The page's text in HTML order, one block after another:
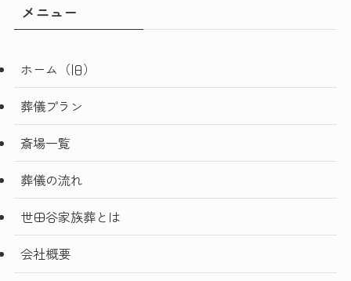
メニュー
ホーム（旧）
葬儀プラン
斎場一覧
葬儀の流れ
世田谷家族葬とは
会社概要